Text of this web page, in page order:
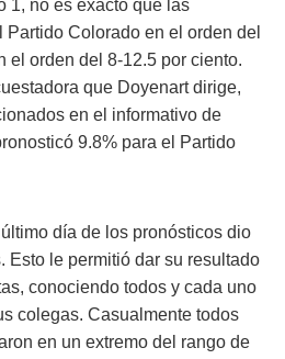
1, no es exacto que las
Colorado en el orden del
el orden del 8-12.5 por ciento.
que Doyenart dirige,
en el informativo de
9.8% para el Partido
día de los pronósticos dio
Esto le permitió dar su resultado
conociendo todos y cada uno
colegas. Casualmente todos
en un extremo del rango de